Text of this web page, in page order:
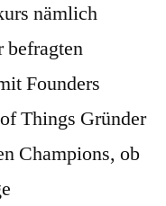
nämlich
befragten
Founders
Things Gründer
Champions, ob